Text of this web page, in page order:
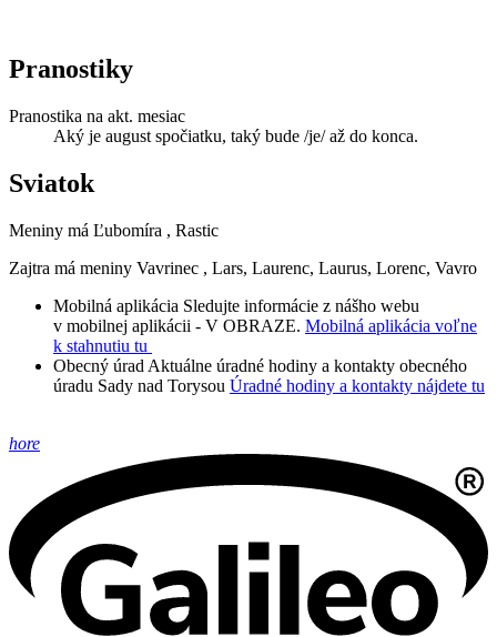
Pranostiky
Pranostika na akt. mesiac
Aký je august spočiatku, taký bude /je/ až do konca.
Sviatok
Meniny má Ľubomíra , Rastic
Zajtra má meniny Vavrinec , Lars, Laurenc, Laurus, Lorenc, Vavro
Mobilná aplikácia Sledujte informácie z nášho webu
v mobilnej aplikácii - V OBRAZE. Mobilná aplikácia voľne
k stahnutiu tu
Obecný úrad Aktuálne úradné hodiny a kontakty obecného
úradu Sady nad Torysou Úradné hodiny a kontakty nájdete tu
hore